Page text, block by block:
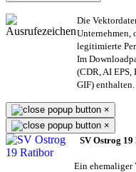
Die
Unternehmen,
legitimierte
Im
(CDR, AI EPS,
GIF) enthalten.
×
×
SV Ostrog
Ein ehemaliger